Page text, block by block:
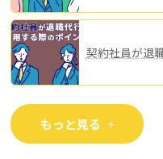
契約社員が退
もっと見る